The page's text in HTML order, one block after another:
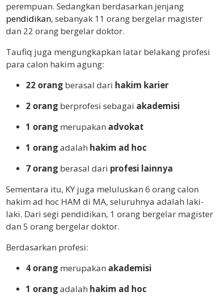
perempuan. Sedangkan berdasarkan jenjang
pendidikan, sebanyak 11 orang bergelar magister
dan 22 orang bergelar doktor.
Taufiq juga mengungkapkan latar belakang profesi
para calon hakim agung:
22 orang berasal dari hakim karier
2 orang berprofesi sebagai akademisi
1 orang merupakan advokat
1 orangadalah hakim ad hoc
7 orang berasal dari profesi lainnya
Sementara itu, KY juga meluluskan 6 orang calon
hakim ad hoc HAM di MA, seluruhnya adalah laki-
laki. Dari segi pendidikan, 1 orang bergelar magister
dan 5 orang bergelar doktor.
Berdasarkan profesi:
4 orang merupakan akademisi
1 orangadalah hakim ad hoc